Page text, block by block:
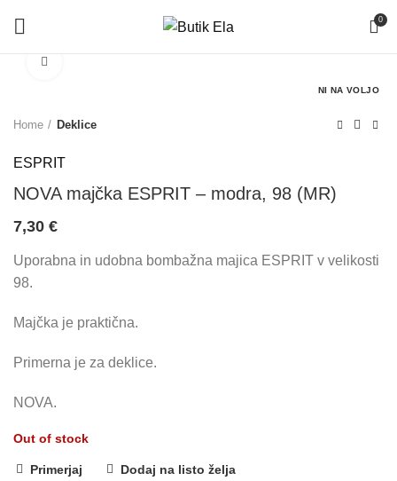
0
NI NA VOLJO
Home Deklice
ESPRIT
NOVA majčka ESPRIT – modra, 98 (MR)
7,30 €
Uporabna in udobna bombažna majica ESPRIT v velikosti
98.
Majčka je praktična.
Primerna je za deklice.
NOVA.
Out of stock
Primerjaj Dodaj na listo želja